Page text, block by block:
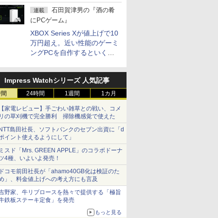
5,940円
連載
石田賀津男の『酒の肴
にPCゲーム』
XBOX Series Xが値上げで10
万円超え。近い性能のゲーミ
ングPCを自作するといくら
Impress Watchシリーズ 人気記事
24時間 1週間 1カ月
家電レビュー】手ごわい雑草との戦い、コメ
の草刈機で完全勝利 掃除機感覚で使えた
島田社長、ソフトバンクのセブン出資に「d
イント使えるようにして」
スド「Mrs. GREEN APPLE」のコラボドーナ
4種、いよいよ発売！
コモ前田社長が「ahamo40GB化は検証のた
」、料金値上げへの考え方にも言及
野家、牛リブロースを熱々で提供する「極旨
鉄板ステーキ定食」を発売
もっと見る